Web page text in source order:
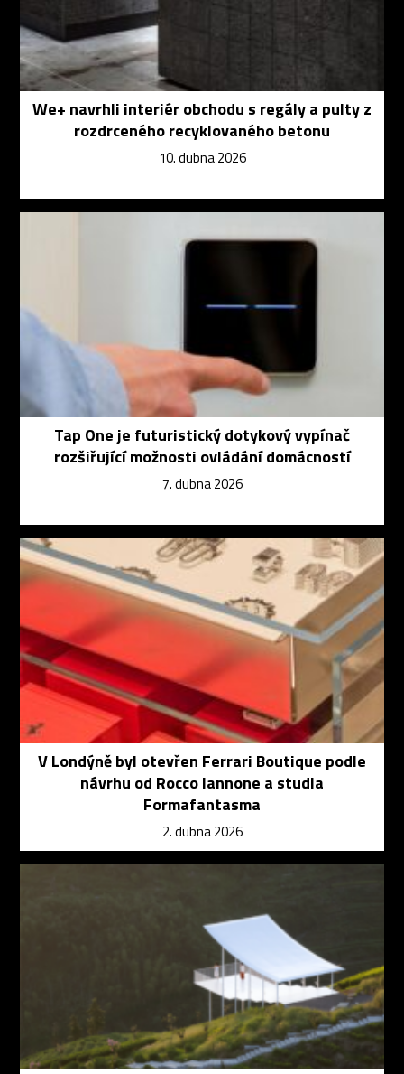
We+ navrhli interiér obchodu s regály a pulty z
rozdrceného recyklovaného betonu
10. dubna 2026
Tap One je futuristický dotykový vypínač
rozšiřující možnosti ovládání domácností
7. dubna 2026
V Londýně byl otevřen Ferrari Boutique podle
návrhu od Rocco Iannone a studia
Formafantasma
2. dubna 2026